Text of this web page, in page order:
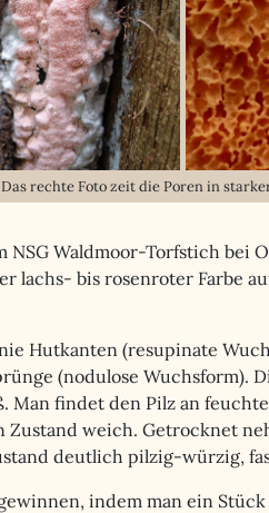
Das rechte Foto zeit die Poren in
Waldmoor-Torfstich bei
lachs- bis rosenroter Farbe
Hutkanten (resupinate
(nodulose Wuchsform).
findet den Pilz an
weich. Getrocknet
deutlich pilzig-würzig,
indem man ein